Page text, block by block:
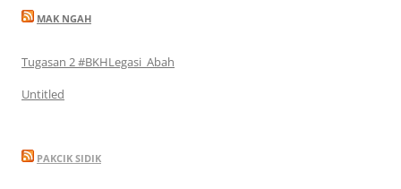
MAK NGAH
Tugasan 2 #BKHLegasi_Abah
Untitled
PAKCIK SIDIK